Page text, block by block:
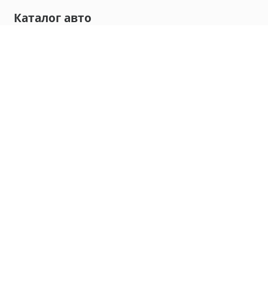
Каталог авто